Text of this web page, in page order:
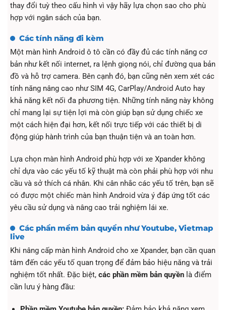
thay đổi tuỳ theo cấu hình vì vậy hãy lựa chọn sao cho phù
hợp với ngân sách của bạn.
Các tính năng đi kèm
Một màn hình Android ô tô cần có đầy đủ các tính năng cơ
bản như kết nối internet, ra lệnh giọng nói, chỉ đường qua bản
đồ và hỗ trợ camera. Bên cạnh đó, bạn cũng nên xem xét các
tính năng nâng cao như SIM 4G, CarPlay/Android Auto hay
khả năng kết nối đa phương tiện. Những tính năng này không
chỉ mang lại sự tiện lợi mà còn giúp bạn sử dụng chiếc xe
một cách hiện đại hơn, kết nối trực tiếp với các thiết bị di
động giúp hành trình của bạn thuận tiện và an toàn hơn.
Lựa chọn màn hình Android phù hợp với xe Xpander không
chỉ dựa vào các yếu tố kỹ thuật mà còn phải phù hợp với nhu
cầu và sở thích cá nhân. Khi cân nhắc các yếu tố trên, bạn sẽ
có được một chiếc màn hình Android vừa ý đáp ứng tốt các
yêu cầu sử dụng và nâng cao trải nghiệm lái xe.
Các phần mềm bản quyền như Youtube, Vietmap
live
Khi nâng cấp màn hình Android cho xe Xpander, bạn cần quan
tâm đến các yếu tố quan trọng để đảm bảo hiệu năng và trải
nghiệm tốt nhất. Đặc biệt, các phần mềm bản quyềnlà điểm
cần lưu ý hàng đầu: